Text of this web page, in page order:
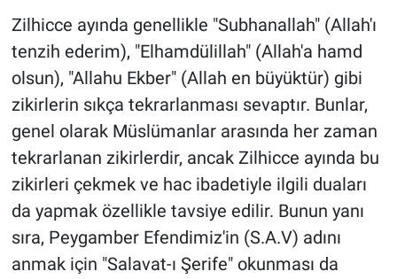
Zilhicce ayında genellikle "Subhanallah" (Allah'ı
tenzih ederim), "Elhamdülillah" (Allah'a hamd
olsun), "Allahu Ekber" (Allah en büyüktür) gibi
zikirlerin sıkça tekrarlanması sevaptır. Bunlar,
genel olarak Müslümanlar arasında her zaman
tekrarlanan zikirlerdir, ancak Zilhicce ayında bu
zikirleri çekmek ve hac ibadetiyle ilgili duaları
da yapmak özellikle tavsiye edilir. Bunun yanı
sıra, Peygamber Efendimiz'in (S.A.V) adını
anmak için "Salavat-ı Şerife" okunması da